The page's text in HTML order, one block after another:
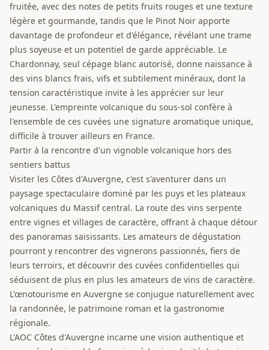
fruitée, avec des notes de petits fruits rouges et une texture
légère et gourmande, tandis que le Pinot Noir apporte
davantage de profondeur et d'élégance, révélant une trame
plus soyeuse et un potentiel de garde appréciable. Le
Chardonnay, seul cépage blanc autorisé, donne naissance à
des vins blancs frais, vifs et subtilement minéraux, dont la
tension caractéristique invite à les apprécier sur leur
jeunesse. L'empreinte volcanique du sous-sol confère à
l'ensemble de ces cuvées une signature aromatique unique,
difficile à trouver ailleurs en France.
Partir à la rencontre d'un vignoble volcanique hors des
sentiers battus
Visiter les Côtes d'Auvergne, c'est s'aventurer dans un
paysage spectaculaire dominé par les puys et les plateaux
volcaniques du Massif central. La route des vins serpente
entre vignes et villages de caractère, offrant à chaque détour
des panoramas saisissants. Les amateurs de dégustation
pourront y rencontrer des vignerons passionnés, fiers de
leurs terroirs, et découvrir des cuvées confidentielles qui
séduisent de plus en plus les amateurs de vins de caractère.
L'œnotourisme en Auvergne se conjugue naturellement avec
la randonnée, le patrimoine roman et la gastronomie
régionale.
L'AOC Côtes d'Auvergne incarne une vision authentique et